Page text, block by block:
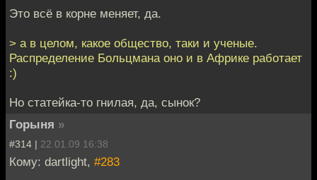
Это всё в корне меняет, да.
> а в целом, какое общество, таки и ученые.
Распределение Больцмана оно и в Африке работает
:)
Но статейка-то гнилая, да, сынок?
Горыня »
#314 | 22.01.09 16:38
Кому: dartlight, #283